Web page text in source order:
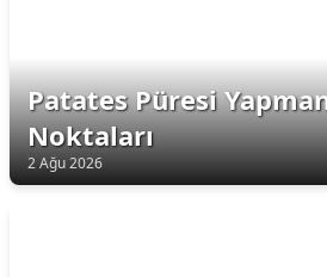
Patates Püresi
Noktaları
2 Ağu 2026